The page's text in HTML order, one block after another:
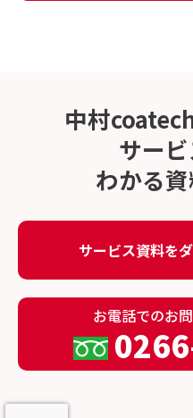
中村
サー
わかる
サービス資料を
お電話でのお